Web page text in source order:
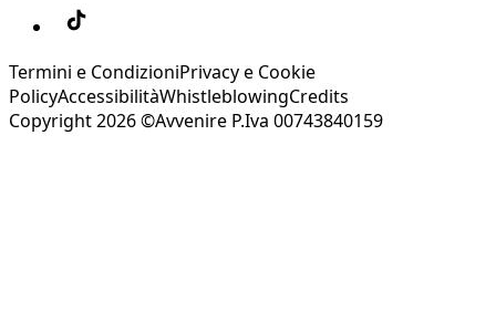
Termini e CondizioniPrivacy e Cookie
PolicyAccessibilitàWhistleblowingCredits
Copyright 2026 ©Avvenire P.Iva 00743840159